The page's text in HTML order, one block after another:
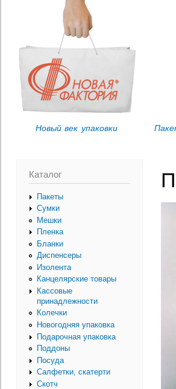
Новый век упаковки
Каталог
Пакеты
Сумки
Мешки
Пленка
Бланки
Диспенсеры
Изолента
Канцелярские товары
Кассовые
принадлежности
Колечки
Новогодняя упаковка
Подарочная упаковка
Поддоны
Посуда
Салфетки, скатерти
Скотч